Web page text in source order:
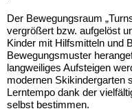
Der Bewegungsraum
vergrößert bzw. aufgelöst
Kinder mit Hilfsmitteln und
Bewegungsmuster
langweiliges Aufsteigen
modernen Skikindergarten
Lerntempo dank der
selbst bestimmen.